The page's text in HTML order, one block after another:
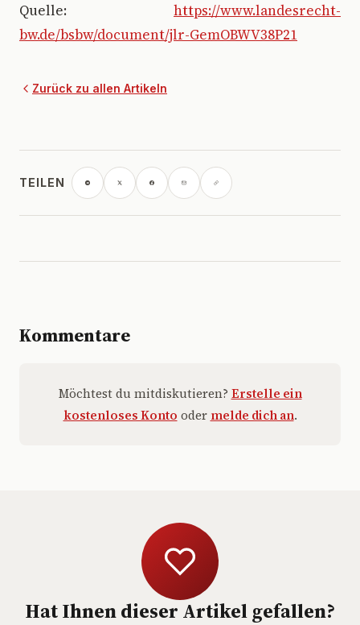
Quelle: https://www.landesrecht-
bw.de/bsbw/document/jlr-GemOBWV38P21
Zurück zu allen Artikeln
TEILEN
Kommentare
Möchtest du mitdiskutieren? Erstelle ein
kostenloses Konto oder melde dich an.
Hat Ihnen dieser Artikel gefallen?